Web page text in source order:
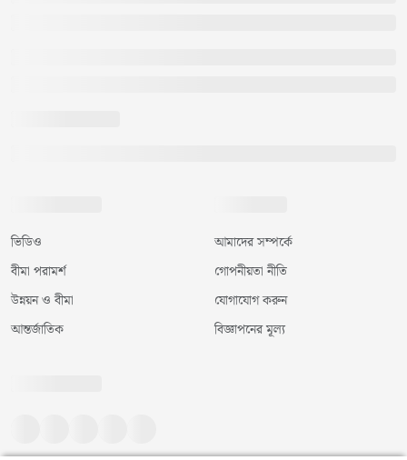
ভিডিও
বীমা পরামর্শ
উন্নয়ন ও বীমা
আন্তর্জাতিক
আমাদের সম্পর্কে
গোপনীয়তা নীতি
যোগাযোগ করুন
বিজ্ঞাপনের মূল্য